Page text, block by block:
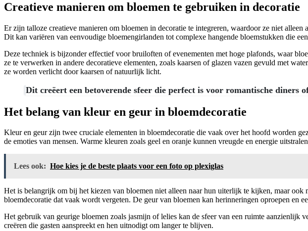
Creatieve manieren om bloemen te gebruiken in decoratie
Er zijn talloze creatieve manieren om bloemen in decoratie te integreren, waardoor ze niet
Dit kan variëren van eenvoudige bloemengirlanden tot complexe hangende bloemstukken die
Deze techniek is bijzonder effectief voor bruiloften of evenementen met hoge plafonds, waar
ze te verwerken in andere decoratieve elementen, zoals kaarsen of glazen vazen gevuld met
ze worden verlicht door kaarsen of natuurlijk licht.
Dit creëert een betoverende sfeer die perfect is voor romantische diners
Het belang van kleur en geur in bloemdecoratie
Kleur en geur zijn twee cruciale elementen in bloemdecoratie die vaak over het hoofd worden
de emoties van mensen. Warme kleuren zoals geel en oranje kunnen vreugde en energie
Lees ook: Hoe kies je de beste plaats voor een foto op plexiglas
Het is belangrijk om bij het kiezen van bloemen niet alleen naar hun uiterlijk te kijken, maar ook
bloemdecoratie dat vaak wordt vergeten. De geur van bloemen kan herinneringen oproepen en
Het gebruik van geurige bloemen zoals jasmijn of lelies kan de sfeer van een ruimte aanzienlijk
creëren die gasten aanspreekt en hen uitnodigt om langer te blijven.